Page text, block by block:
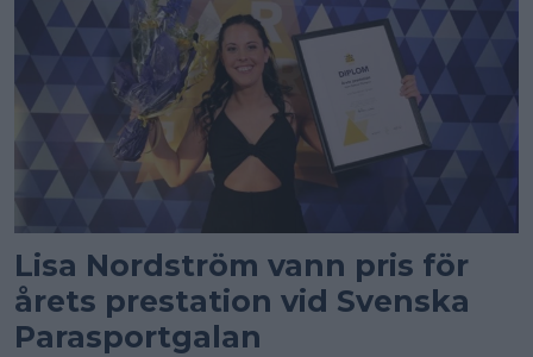
Lisa Nordström vann pris för
årets prestation vid Svenska
Parasportgalan